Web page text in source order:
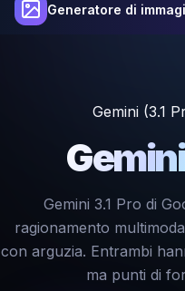
Generatore di
Gemini (3.1
Gemini 3.1 Pro di
ragionamento
con arguzia. Entrambi
ma punti di